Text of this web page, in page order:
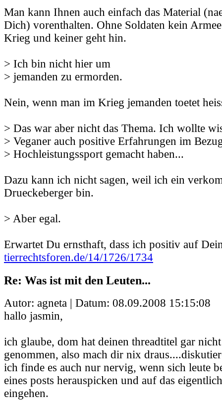
Man kann Ihnen auch einfach das Material
Dich) vorenthalten. Ohne Soldaten kein
Krieg und keiner geht hin.
> Ich bin nicht hier um
> jemanden zu ermorden.
Nein, wenn man im Krieg jemanden toetet
> Das war aber nicht das Thema. Ich wollte
> Veganer auch positive Erfahrungen im
> Hochleistungssport gemacht haben...
Dazu kann ich nicht sagen, weil ich ein
Drueckeberger bin.
> Aber egal.
Erwartet Du ernsthaft, dass ich positiv auf
tierrechtsforen.de/14/1726/1734
Re: Was ist mit den Leuten...
Autor: agneta | Datum: 08.09.2008 15:15:08
hallo jasmin,
ich glaube, dom hat deinen threadtitel gar
genommen, also mach dir nix
ich finde es auch nur nervig, wenn sich leute
eines posts herauspicken und auf das
eingehen.